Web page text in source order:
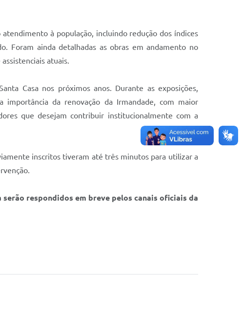
à população, incluindo redução dos índices
Foram ainda detalhadas as obras em andamento no
atuais.
Casa nos próximos anos. Durante as exposições,
importância da renovação da Irmandade, com maior
que desejam contribuir institucionalmente com a
inscritos tiveram até três minutos para utilizar a
respondidos em breve pelos canais oficiais da